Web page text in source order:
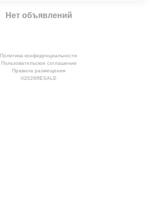
Нет объявлений
Политика конфиденциальности
Пользовательское соглашение
Правила размещения
©2026RESALE